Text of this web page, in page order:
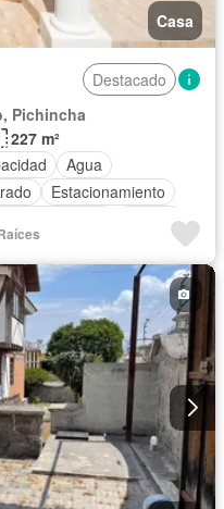
Casa
Destacado
Pichincha
227 m²
Agua
Estacionamiento
Alarma
Calefacción
Conserje
Jardín
Solo familias
Bienes Raíces